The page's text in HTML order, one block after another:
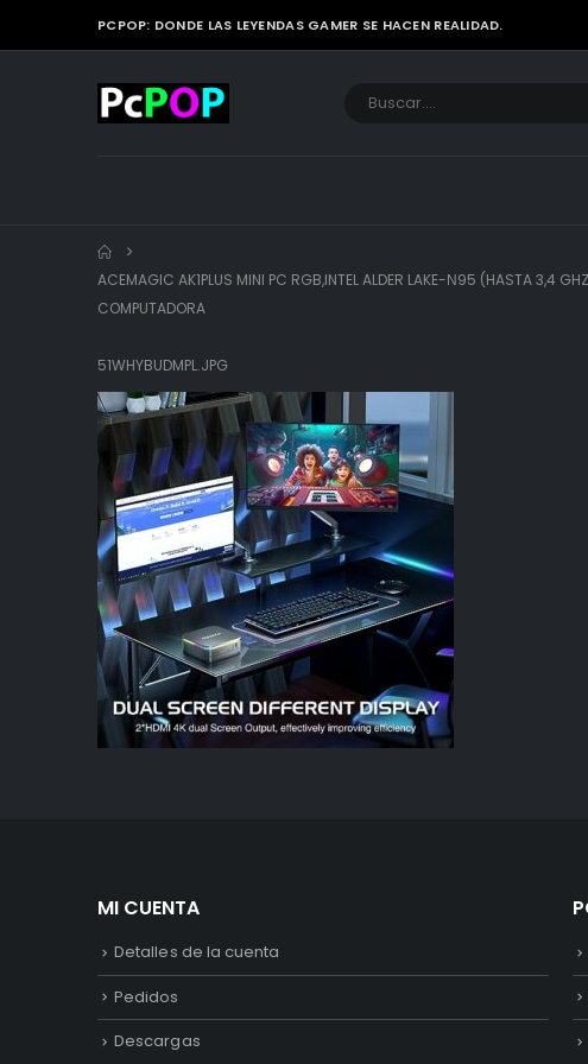
PCPOP: DONDE LAS LEYENDAS GAMER SE HACEN REALIDAD.
ACEMAGIC AK1PLUS MINI PC RGB,INTEL ALDER LAKE-Ν95 (HASTA 3,4
COMPUTADORA
51WHYBUDMPL.JPG
MI CUENTA
Detalles de la cuenta
Pedidos
Descargas